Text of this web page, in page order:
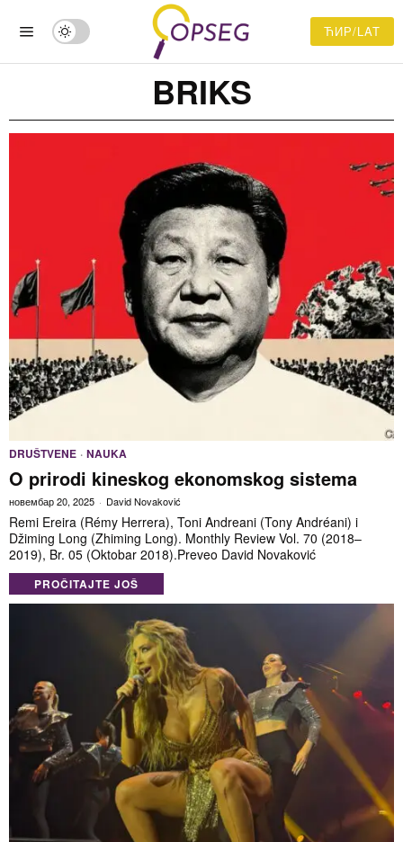
ЋИР/LAT
BRIKS
DRUŠTVENE · NAUKA
O prirodi kineskog ekonomskog sistema
новембар 20, 2025 David Novaković
Remi Ereira (Rémy Herrera), Toni Andreani (Tony Andréani) i
Džiming Long (Zhiming Long). Monthly Review Vol. 70 (2018–
2019), Br. 05 (Oktobar 2018).Preveo David Novaković
PROČITAJTE JOŠ